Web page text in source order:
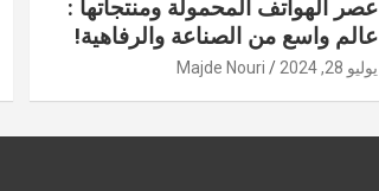
عصر الهواتف المحمولة ومنتجاتها :
عالم واسع من الصناعة والرفاهية!
يوليو 28, 2024 Majde Nouri